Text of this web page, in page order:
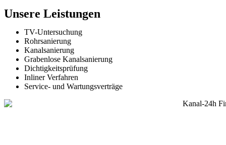
Unsere Leistungen
TV-Untersuchung
Rohrsanierung
Kanalsanierung
Grabenlose Kanalsanierung
Dichtigkeitsprüfung
Inliner Verfahren
Service- und Wartungsverträge